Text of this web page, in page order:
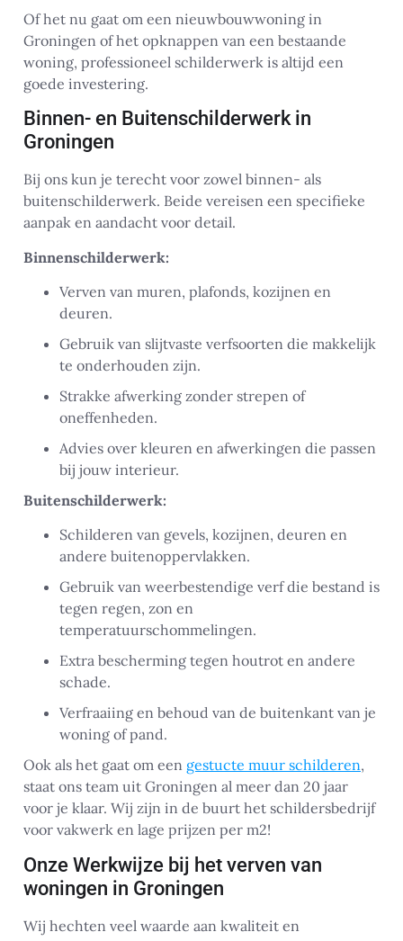
Of het nu gaat om een nieuwbouwwoning in
Groningen of het opknappen van een bestaande
woning, professioneel schilderwerk is altijd een
goede investering.
Binnen- en Buitenschilderwerk in
Groningen
Bij ons kun je terecht voor zowel binnen- als
buitenschilderwerk. Beide vereisen een specifieke
aanpak en aandacht voor detail.
Binnenschilderwerk:
Verven van muren, plafonds, kozijnen en
deuren.
Gebruik van slijtvaste verfsoorten die makkelijk
te onderhouden zijn.
Strakke afwerking zonder strepen of
oneffenheden.
Advies over kleuren en afwerkingen die passen
bij jouw interieur.
Buitenschilderwerk:
Schilderen van gevels, kozijnen, deuren en
andere buitenoppervlakken.
Gebruik van weerbestendige verf die bestand is
tegen regen, zon en
temperatuurschommelingen.
Extra bescherming tegen houtrot en andere
schade.
Verfraaiing en behoud van de buitenkant van je
woning of pand.
Ook als het gaat om een gestucte muur schilderen,
staat ons team uit Groningen al meer dan 20 jaar
voor je klaar. Wij zijn in de buurt het schildersbedrijf
voor vakwerk en lage prijzen per m2!
Onze Werkwijze bij het verven van
woningen in Groningen
Wij hechten veel waarde aan kwaliteit en